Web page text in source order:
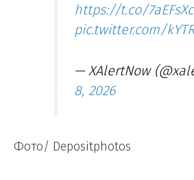
https://t.co/
pic.twitter.com/
— XAlertNow
8, 2026
Фото/ Depositphotos